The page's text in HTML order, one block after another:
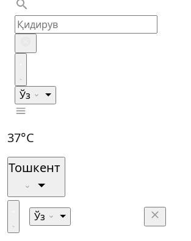
Ўз
37°C
Тошкент
Ўз